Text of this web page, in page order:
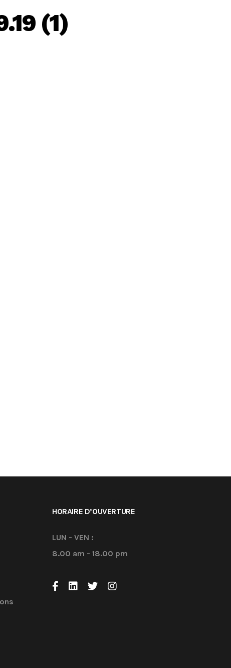
(1)
HORAIRE D’OUVERTURE
LUN - VEN :
8.00 am - 18.00 pm